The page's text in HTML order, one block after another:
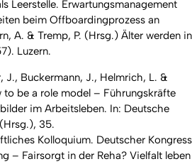
Leerstelle. Erwartungsmanagement
beim Offboardingprozess an
A. & Tremp, P. (Hrsg.) Älter werden in
Luzern.
J., Buckermann, J., Helmrich, L. &
be a role model – Führungskräfte
im Arbeitsleben. In: Deutsche
35.
Kolloquium. Deutscher Kongress
– Fairsorgt in der Reha? Vielfalt leben